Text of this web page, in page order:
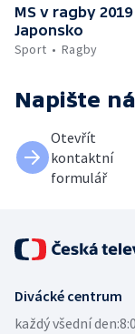
MS v ragby 2019
Japonsko
Sport
Ragby
Napište
Otevřít
kontaktní
formulář
Divácké centrum
každý všední den: